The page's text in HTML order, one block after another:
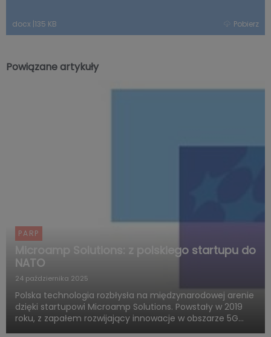
docx |135 KB Pobierz
Powiązane artykuły
PARP
Microamp Solutions: z polskiego startupu do
NATO
24 października 2025
Polska technologia rozbłysła na międzynarodowej arenie
dzięki startupowi Microamp Solutions. Powstały w 2019
roku, z zapałem rozwijający innowacje w obszarze 5G